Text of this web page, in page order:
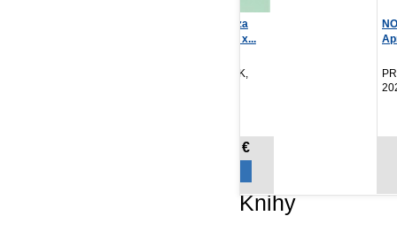
NOTIQUE Vreckový diár
Aprint Top 2027, p...
Knihy